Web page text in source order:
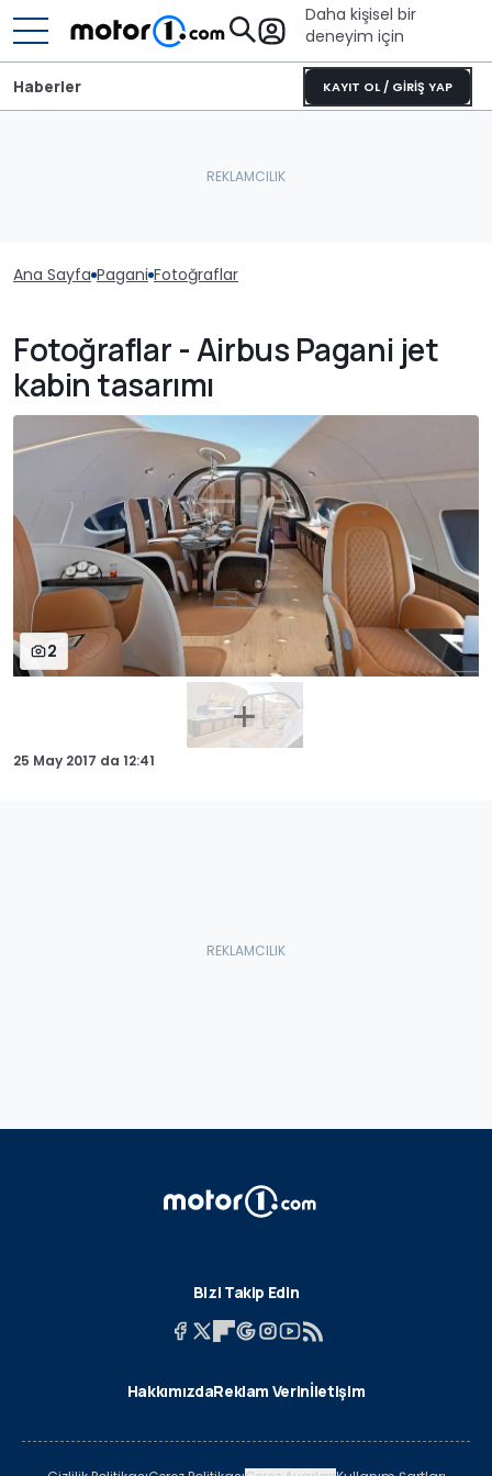
Daha kişisel bir
deneyim için
KAYIT OL / GİRİŞ YAP
Haberler
Ana Sayfa Pagani Fotoğraflar
Fotoğraflar - Airbus Pagani jet
kabin tasarımı
2
25 May 2017 da 12:41
Bizi Takip Edin
HakkımızdaReklam Verinİletişim